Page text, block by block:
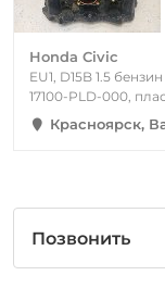
Honda Civic
EU1, D15B 1.5 бензин
17100-PLD-000,
Красноярск,
Позвонить